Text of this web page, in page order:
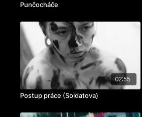
Punčocháče
02:55
Postup práce (Soldatova)